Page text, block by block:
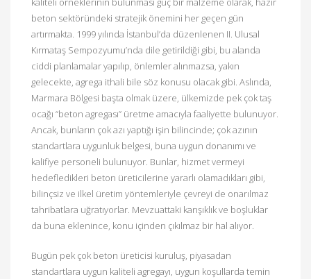
beton sektöründeki stratejik önemini her geçen gün
artırmakta. 1999 yılında İstanbul’da düzenlenen II. Ulusal
Kırmataş Sempozyumu’nda dile getirildiği gibi, bu alanda
ciddi planlamalar yapılıp, önlemler alınmazsa, yakın
gelecekte, agrega ithali bile söz konusu olacak gibi. Aslında,
Marmara Bölgesi başta olmak üzere, ülkemizde pek çok taş
ocağı “beton agregası” üretme amacıyla faaliyette bulunuyor.
Ancak, bunların çok azı yaptığı işin bilincinde; çok azının
standartlara uygunluk belgesi, buna uygun donanımı ve
kalifiye personeli bulunuyor. Bunlar, hizmet vermeyi
hedefledikleri beton üreticilerine yararlı olamadıkları gibi,
bilinçsiz ve ilkel üretim yöntemleriyle çevreyi de onarılmaz
tahribatlara uğratıyorlar. Mevzuattaki karışıklık ve boşluklar
da buna eklenince, konu içinden çıkılmaz bir hal alıyor.
Bugün pek çok beton üreticisi kuruluş, piyasadan
standartlara uygun kaliteli agregayı, uygun koşullarda temin